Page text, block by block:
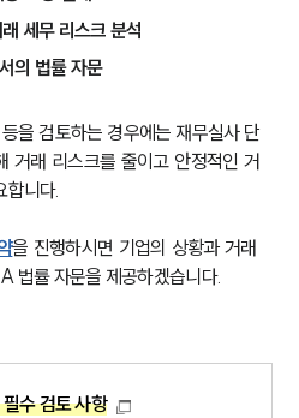
세무 리스크 분석
의 법률 자문
을 검토하는 경우에는 재무실사 단
거래 리스크를 줄이고 안정적인 거
합니다.
을 진행하시면 기업의 상황과 거래
법률 자문을 제공하겠습니다.
수 검토 사항